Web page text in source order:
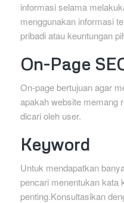
informasi selama
menggunakan informasi
pribadi atau keuntungan
On-Page
On-page bertujuan agar
apakah website memang
dicari oleh user.
Keyword
Untuk mendapatkan
pencari menentukan kata
penting.Konsultasikan